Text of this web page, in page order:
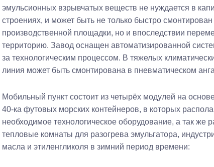
эмульсионных взрывчатых веществ не нуждается в
строениях, и может быть не только быстро смонтирован
производственной площадки, но и впоследствии
территорию. Завод оснащен автоматизированной
за технологическим процессом. В тяжелых
линия может быть смонтирована в пневматическом
Мобильный пункт состоит из четырёх модулей на
40-ка футовых морских контейнеров, в которых
необходимое технологическое оборудование, а так же
тепловые комнаты для разогрева эмульгатора,
масла и этиленгликоля в зимний период времени: